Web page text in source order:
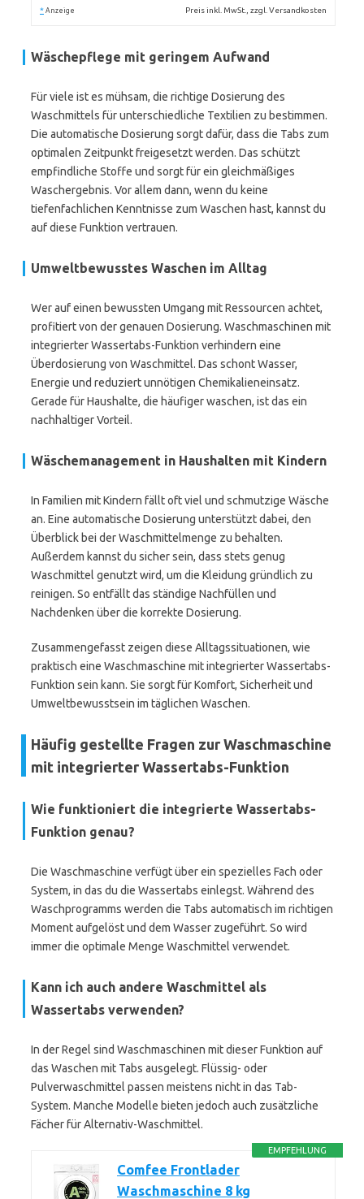
* Anzeige Preis inkl. MwSt., zzgl. Versandkosten
Wäschepflege mit geringem Aufwand
Für viele ist es mühsam, die richtige Dosierung des
Waschmittels für unterschiedliche Textilien zu bestimmen.
Die automatische Dosierung sorgt dafür, dass die Tabs zum
optimalen Zeitpunkt freigesetzt werden. Das schützt
empfindliche Stoffe und sorgt für ein gleichmäßiges
Waschergebnis. Vor allem dann, wenn du keine
tiefenfachlichen Kenntnisse zum Waschen hast, kannst du
auf diese Funktion vertrauen.
Umweltbewusstes Waschen im Alltag
Wer auf einen bewussten Umgang mit Ressourcen achtet,
profitiert von der genauen Dosierung. Waschmaschinen mit
integrierter Wassertabs-Funktion verhindern eine
Überdosierung von Waschmittel. Das schont Wasser,
Energie und reduziert unnötigen Chemikalieneinsatz.
Gerade für Haushalte, die häufiger waschen, ist das ein
nachhaltiger Vorteil.
Wäschemanagement in Haushalten mit Kindern
In Familien mit Kindern fällt oft viel und schmutzige Wäsche
an. Eine automatische Dosierung unterstützt dabei, den
Überblick bei der Waschmittelmenge zu behalten.
Außerdem kannst du sicher sein, dass stets genug
Waschmittel genutzt wird, um die Kleidung gründlich zu
reinigen. So entfällt das ständige Nachfüllen und
Nachdenken über die korrekte Dosierung.
Zusammengefasst zeigen diese Alltagssituationen, wie
praktisch eine Waschmaschine mit integrierter Wassertabs-
Funktion sein kann. Sie sorgt für Komfort, Sicherheit und
Umweltbewusstsein im täglichen Waschen.
Häufig gestellte Fragen zur Waschmaschine
mit integrierter Wassertabs-Funktion
Wie funktioniert die integrierte Wassertabs-
Funktion genau?
Die Waschmaschine verfügt über ein spezielles Fach oder
System, in das du die Wassertabs einlegst. Während des
Waschprogramms werden die Tabs automatisch im richtigen
Moment aufgelöst und dem Wasser zugeführt. So wird
immer die optimale Menge Waschmittel verwendet.
Kann ich auch andere Waschmittel als
Wassertabs verwenden?
In der Regel sind Waschmaschinen mit dieser Funktion auf
das Waschen mit Tabs ausgelegt. Flüssig- oder
Pulverwaschmittel passen meistens nicht in das Tab-
System. Manche Modelle bieten jedoch auch zusätzliche
Fächer für Alternativ-Waschmittel.
EMPFEHLUNG
Comfee Frontlader
Waschmaschine 8 kg